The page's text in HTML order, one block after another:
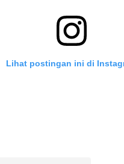
Lihat postingan ini di